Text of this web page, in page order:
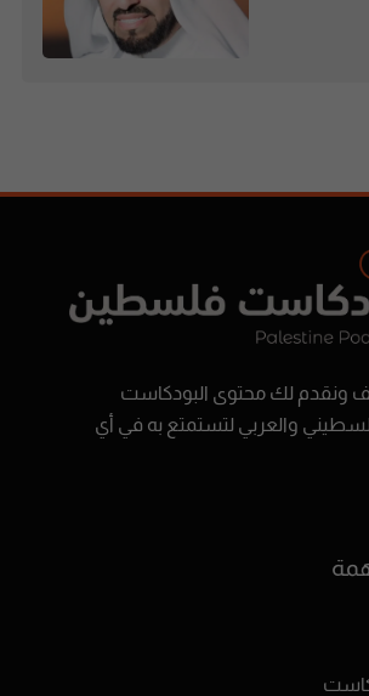
ونقدم لك محتوى البودكاست
والعربي لتستمتع به في أي